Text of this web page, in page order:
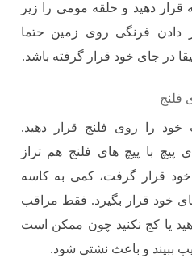
قرار دهید و حلقه مومی را زیر
دادن فرنگی روی زمین حتما
در جای خود قرار گرفته باشد.
خود را روی فلنج قرار دهید.
با پیچ های فلنج هم تراز
قرار گرفت، کمی به کاسه
خود قرار بگیرد. فقط مراقب
یا کج نکنید چون ممکن است
ببیند و باعث نشتی شود.